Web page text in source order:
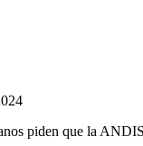
piden que la